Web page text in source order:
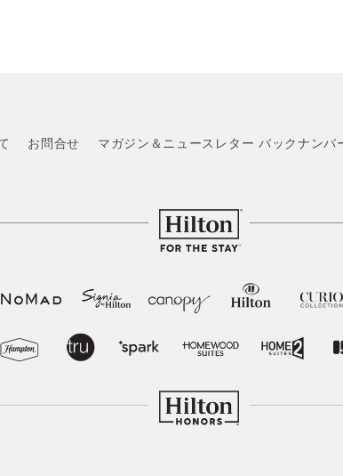
お問合せ マガジン＆ニュースレター バックナンバ